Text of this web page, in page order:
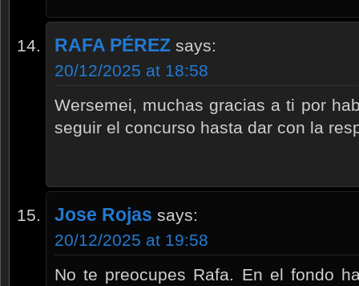
RAFA PÉREZ says:
20/12/2025 at 18:58
Wersemei, muchas gracias a ti por
seguir el concurso hasta dar con la
Jose Rojas says:
20/12/2025 at 19:58
No te preocupes Rafa. En el fondo